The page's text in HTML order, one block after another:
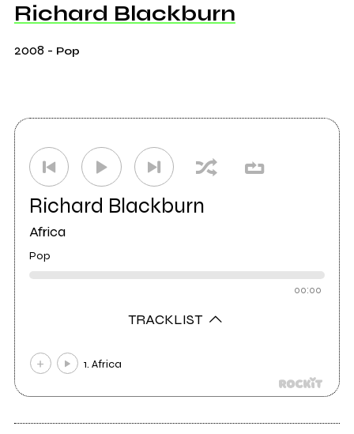
Richard Blackburn
2008 - Pop
Richard Blackburn
Africa
Pop
00:00
TRACKLIST
1. Africa